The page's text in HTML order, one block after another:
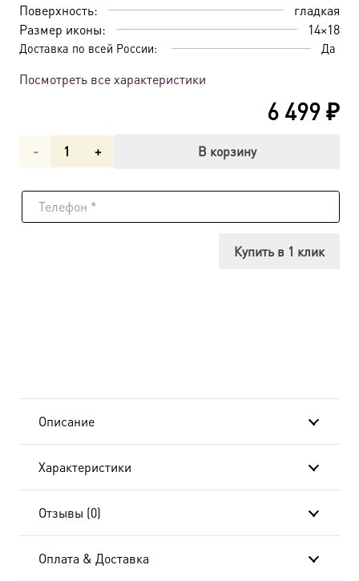
Поверхность:
гладкая
Размер иконы:
14×18
Доставка по всей России: Да
Посмотреть все характеристики
6 499₽
Количество
Икона
В корзину
Купить в 1 клик
Описание
Характеристики
Отзывы (0)
Оплата & Доставка